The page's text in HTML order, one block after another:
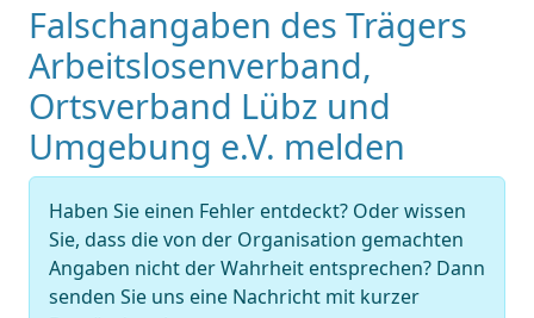
Falschangaben des Trägers
Arbeitslosenverband,
Ortsverband Lübz und
Umgebung e.V. melden
Haben Sie einen Fehler entdeckt? Oder wissen
Sie, dass die von der Organisation gemachten
Angaben nicht der Wahrheit entsprechen? Dann
senden Sie uns eine Nachricht mit kurzer